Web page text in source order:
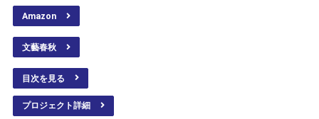
Amazon
文藝春秋
目次を見る
プロジェクト詳細